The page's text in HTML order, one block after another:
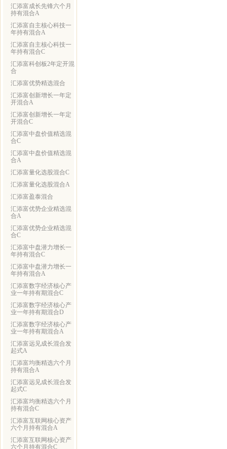
汇添富成长先锋六个月
持有混合A
汇添富自主核心科技一
年持有混合A
汇添富自主核心科技一
年持有混合C
汇添富科创板2年定开混
合
汇添富优势精选混合
汇添富创新增长一年定
开混合A
汇添富创新增长一年定
开混合C
汇添富中盘价值精选混
合C
汇添富中盘价值精选混
合A
汇添富量化选股混合C
汇添富量化选股混合A
汇添富盈泰混合
汇添富优势企业精选混
合A
汇添富优势企业精选混
合C
汇添富中盘潜力增长一
年持有混合C
汇添富中盘潜力增长一
年持有混合A
汇添富数字经济核心产
业一年持有期混合C
汇添富数字经济核心产
业一年持有期混合D
汇添富数字经济核心产
业一年持有期混合A
汇添富远见成长混合发
起式A
汇添富均衡精选六个月
持有混合A
汇添富远见成长混合发
起式C
汇添富均衡精选六个月
持有混合C
汇添富互联网核心资产
六个月持有混合A
汇添富互联网核心资产
六个月持有混合C